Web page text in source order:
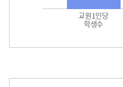
교원1인당
학생수